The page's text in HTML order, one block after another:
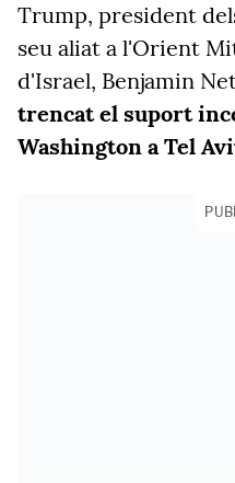
Trump, president
seu aliat a l'Orient
d'Israel, Benjamin
trencat el suport
Washington a Tel